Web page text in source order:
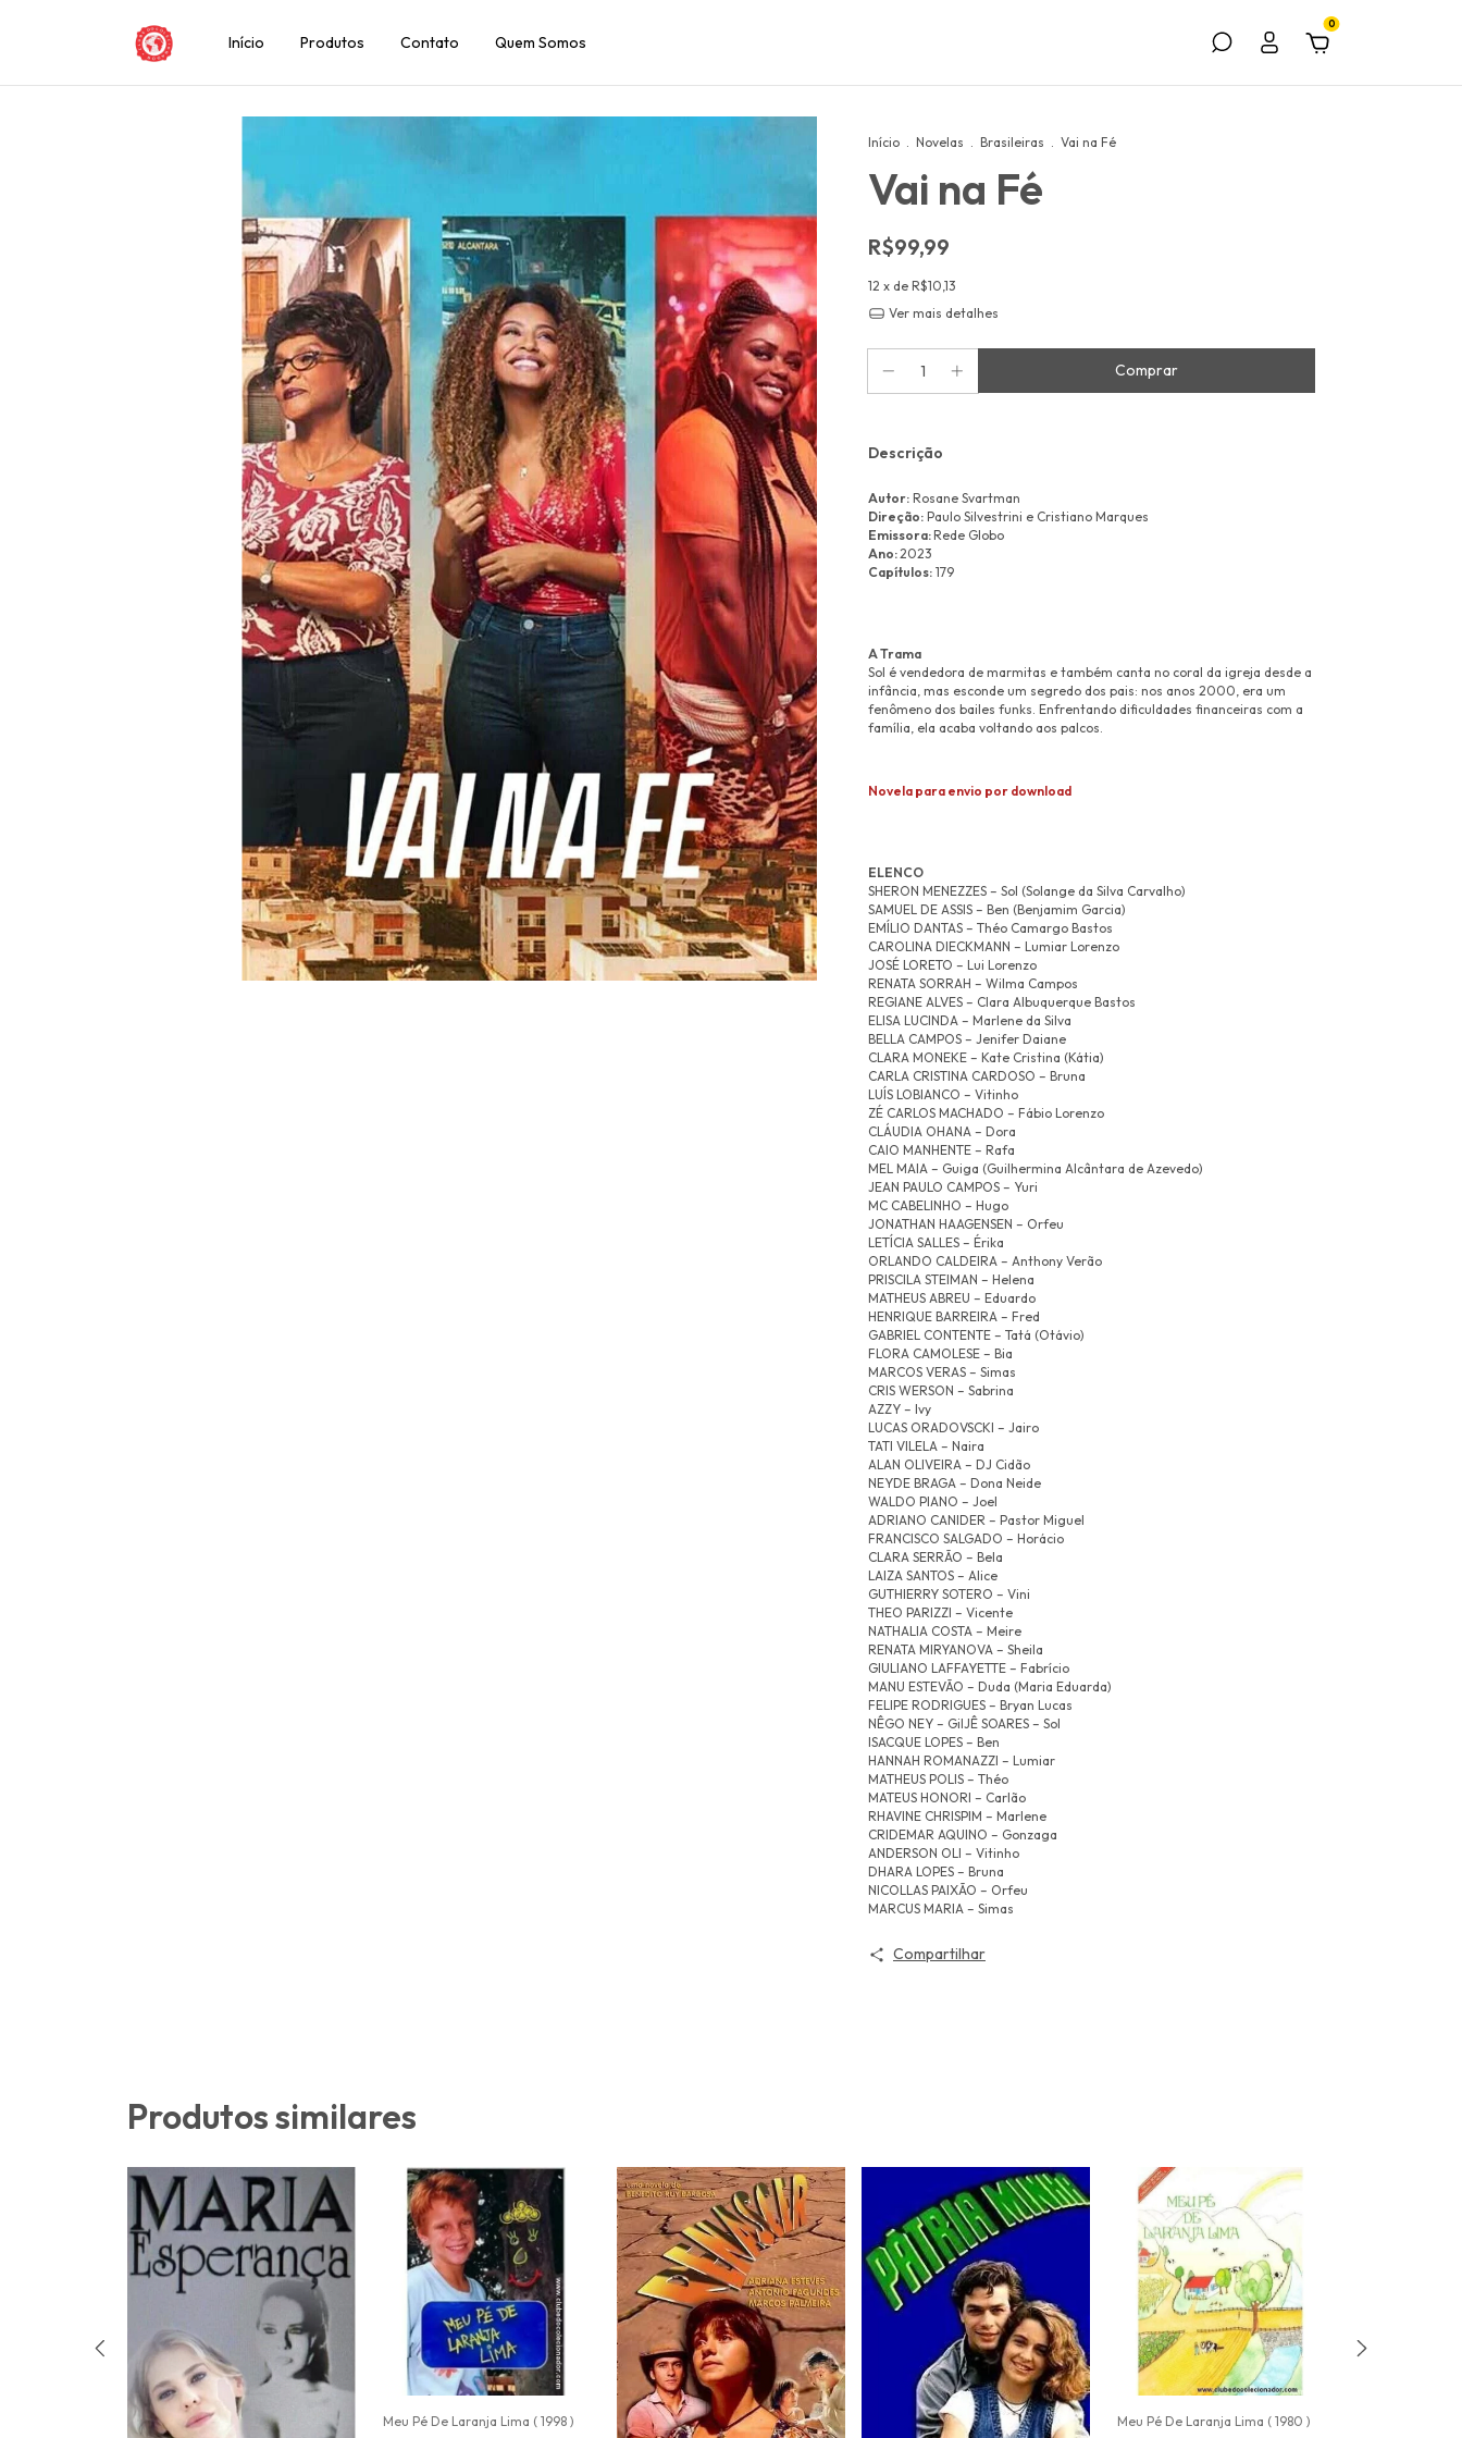
Início Produtos Contato Quem Somos
0
Início . Novelas . Brasileiras . Vai na Fé
Vai na Fé
R$99,99
12 x de R$10,13
Ver mais detalhes
Descrição
Autor: Rosane Svartman
Direção: Paulo Silvestrini e Cristiano Marques
Emissora:Rede Globo
Ano:2023
Capítulos: 179
A Trama
Sol é vendedora de marmitas e também canta no coral da igreja desde a
infância, mas esconde um segredo dos pais: nos anos 2000, era um
fenômeno dos bailes funks. Enfrentando dificuldades financeiras com a
família, ela acaba voltando aos palcos.
Novela para envio por download
ELENCO
SHERON MENEZZES – Sol (Solange da Silva Carvalho)
SAMUEL DE ASSIS – Ben (Benjamim Garcia)
EMÍLIO DANTAS – Théo Camargo Bastos
CAROLINA DIECKMANN – Lumiar Lorenzo
JOSÉ LORETO – Lui Lorenzo
RENATA SORRAH – Wilma Campos
REGIANE ALVES – Clara Albuquerque Bastos
ELISA LUCINDA – Marlene da Silva
BELLA CAMPOS – Jenifer Daiane
CLARA MONEKE – Kate Cristina (Kátia)
CARLA CRISTINA CARDOSO – Bruna
LUÍS LOBIANCO – Vitinho
ZÉ CARLOS MACHADO – Fábio Lorenzo
CLÁUDIA OHANA – Dora
CAIO MANHENTE – Rafa
MEL MAIA – Guiga (Guilhermina Alcântara de Azevedo)
JEAN PAULO CAMPOS – Yuri
MC CABELINHO – Hugo
JONATHAN HAAGENSEN – Orfeu
LETÍCIA SALLES – Érika
ORLANDO CALDEIRA – Anthony Verão
PRISCILA STEIMAN – Helena
MATHEUS ABREU – Eduardo
HENRIQUE BARREIRA – Fred
GABRIEL CONTENTE – Tatá (Otávio)
FLORA CAMOLESE – Bia
MARCOS VERAS – Simas
CRIS WERSON – Sabrina
AZZY – Ivy
LUCAS ORADOVSCKI – Jairo
TATI VILELA – Naira
ALAN OLIVEIRA – DJ Cidão
NEYDE BRAGA – Dona Neide
WALDO PIANO – Joel
ADRIANO CANIDER – Pastor Miguel
FRANCISCO SALGADO – Horácio
CLARA SERRÃO – Bela
LAIZA SANTOS – Alice
GUTHIERRY SOTERO – Vini
THEO PARIZZI – Vicente
NATHALIA COSTA – Meire
RENATA MIRYANOVA – Sheila
GIULIANO LAFFAYETTE – Fabrício
MANU ESTEVÃO – Duda (Maria Eduarda)
FELIPE RODRIGUES – Bryan Lucas
NÊGO NEY – GilJÊ SOARES – Sol
ISACQUE LOPES – Ben
HANNAH ROMANAZZI – Lumiar
MATHEUS POLIS – Théo
MATEUS HONORI – Carlão
RHAVINE CHRISPIM – Marlene
CRIDEMAR AQUINO – Gonzaga
ANDERSON OLI – Vitinho
DHARA LOPES – Bruna
NICOLLAS PAIXÃO – Orfeu
MARCUS MARIA – Simas
Compartilhar
Produtos similares
Meu Pé De Laranja Lima ( 1998 )
Meu Pé De Laranja Lima ( 1980 )